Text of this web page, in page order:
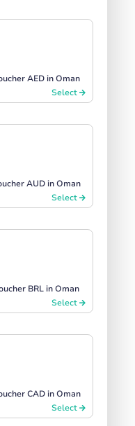
AED in Oman
Select
AUD in Oman
Select
BRL in Oman
Select
CAD in Oman
Select